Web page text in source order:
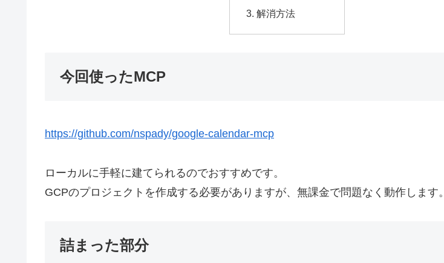
解消方法
今回使ったMCP
https://github.com/nspady/google-calendar-mcp
ローカルに手軽に建てられるのでおすすめです。
GCPのプロジェクトを作成する必要がありますが、無課金で問題なく動作します。
詰まった部分